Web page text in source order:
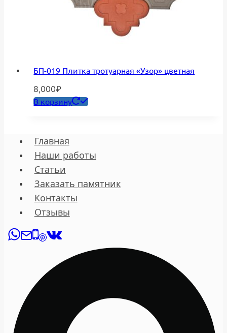
БП-019 Плитка тротуарная «Узор» цветная
8,000₽
В корзину
Главная
Наши работы
Статьи
Заказать памятник
Контакты
Отзывы